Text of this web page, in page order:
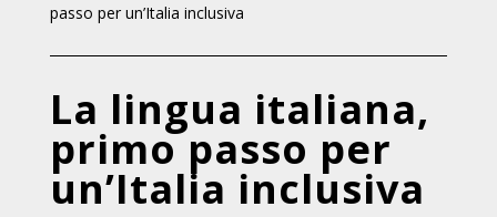
passo per un’Italia inclusiva
La lingua italiana,
primo passo per
un’Italia inclusiva